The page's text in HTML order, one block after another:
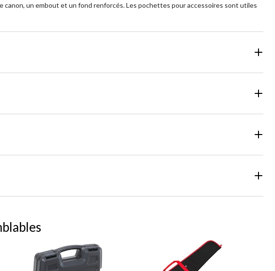
un embout et un fond renforcés. Les pochettes pour accessoires sont utiles